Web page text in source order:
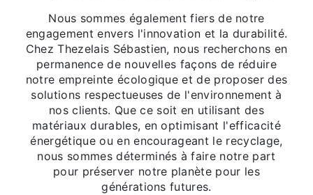
Nous sommes également fiers de notre
engagement envers l'innovation et la durabilité.
Chez Thezelais Sébastien, nous recherchons en
permanence de nouvelles façons de réduire
notre empreinte écologique et de proposer des
solutions respectueuses de l'environnement à
nos clients. Que ce soit en utilisant des
matériaux durables, en optimisant l'efficacité
énergétique ou en encourageant le recyclage,
nous sommes déterminés à faire notre part
pour préserver notre planète pour les
générations futures.